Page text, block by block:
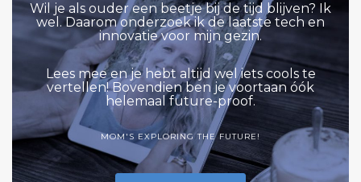
Wil je als ouder een beetje bij de tijd blijven? Ik
wel. Daarom onderzoek ik de laatste tech en
innovatie voor mijn gezin.
Lees mee en je hebt altijd wel iets cools te
vertellen! Bovendien ben je voortaan óók
helemaal future-proof.
MOM'S EXPLORING THE FUTURE!